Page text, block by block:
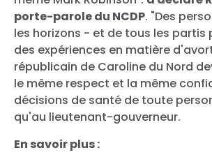
porte-parole du NCDP. "Des
les horizons - et de tous les
des expériences en matière
républicain de Caroline du Nord
le même respect et la même
décisions de santé de toute
qu'au lieutenant-gouverneur.
En savoir plus :